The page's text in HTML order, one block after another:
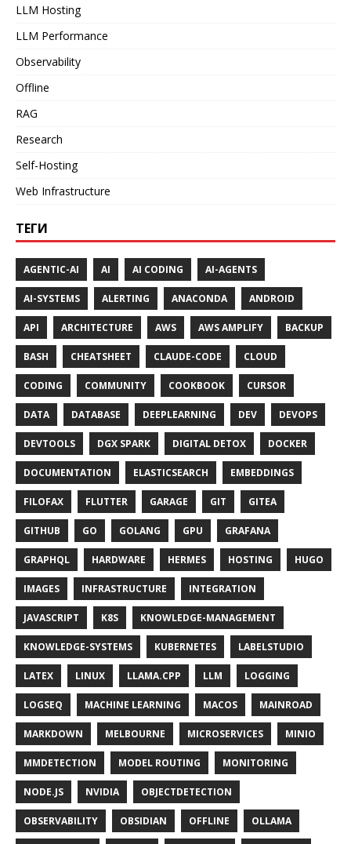
LLM Hosting
LLM Performance
Observability
Offline
RAG
Research
Self-Hosting
Web Infrastructure
ТЕГИ
AGENTIC-AI AI AI CODING AI-AGENTS
AI-SYSTEMS ALERTING ANACONDA ANDROID
API ARCHITECTURE AWS AWS AMPLIFY BACKUP
BASH CHEATSHEET CLAUDE-CODE CLOUD
CODING COMMUNITY COOKBOOK CURSOR
DATA DATABASE DEEPLEARNING DEV DEVOPS
DEVTOOLS DGX SPARK DIGITAL DETOX DOCKER
DOCUMENTATION ELASTICSEARCH EMBEDDINGS
FILOFAX FLUTTER GARAGE GIT GITEA
GITHUB GO GOLANG GPU GRAFANA
GRAPHQL HARDWARE HERMES HOSTING HUGO
IMAGES INFRASTRUCTURE INTEGRATION
JAVASCRIPT K8S KNOWLEDGE-MANAGEMENT
KNOWLEDGE-SYSTEMS KUBERNETES LABELSTUDIO
LATEX LINUX LLAMA.CPP LLM LOGGING
LOGSEQ MACHINE LEARNING MACOS MAINROAD
MARKDOWN MELBOURNE MICROSERVICES MINIO
MMDETECTION MODEL ROUTING MONITORING
NODE.JS NVIDIA OBJECTDETECTION
OBSERVABILITY OBSIDIAN OFFLINE OLLAMA